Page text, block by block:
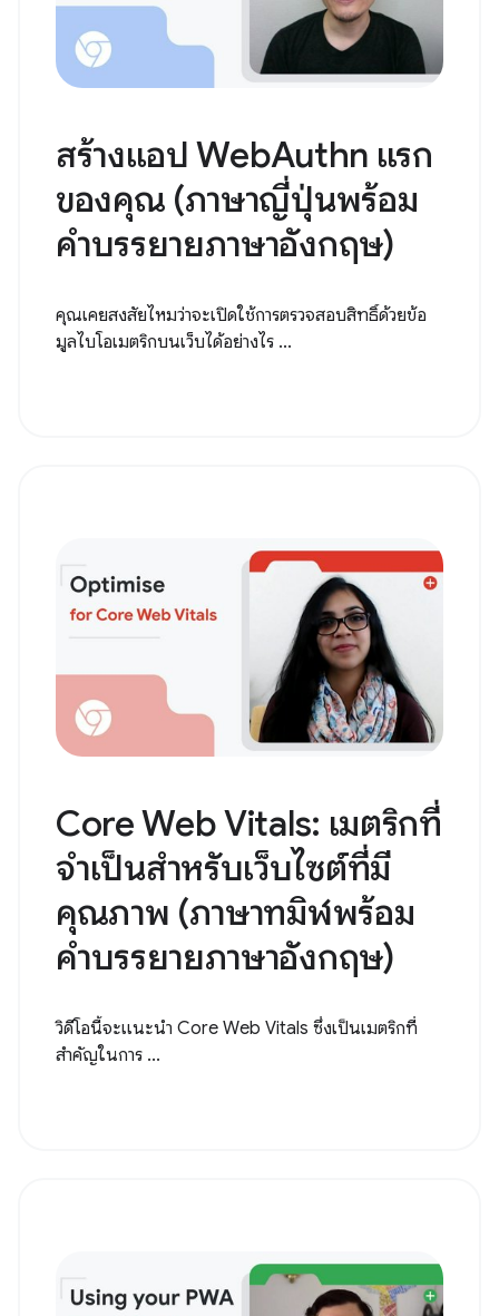
สร้างแอป WebAuthn แรก
ของคุณ (ภาษาญี่ปุ่นพร้อม
คำบรรยายภาษาอังกฤษ)
คุณเคยสงสัยไหมว่าจะเปิดใช้การตรวจสอบสิทธิ์ด้วยข้อ
มูลไบโอเมตริกบนเว็บได้อย่างไร ...
Core Web Vitals: เมตริกที่
จำเป็นสำหรับเว็บไซต์ที่มี
คุณภาพ (ภาษาทมิฬพร้อม
คำบรรยายภาษาอังกฤษ)
วิดีโอนี้จะแนะนำ Core Web Vitals ซึ่งเป็นเมตริกที่
สำคัญในการ ...